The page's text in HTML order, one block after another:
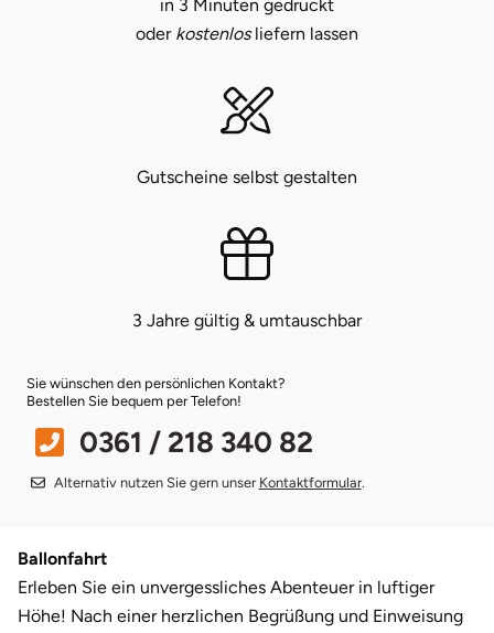
in 3 Minuten gedruckt
oder kostenlosliefern lassen
Gutscheine selbst gestalten
3 Jahre gültig & umtauschbar
Sie wünschen den persönlichen Kontakt?
Bestellen Sie bequem per Telefon!
0361 / 218 340 82
Alternativ nutzen Sie gern unser Kontaktformular.
Ballonfahrt
Erleben Sie ein unvergessliches Abenteuer in luftiger
Höhe! Nach einer herzlichen Begrüßung und Einweisung
Strausberg (Berlin/Brandenburg)
Sömmerda
sächsische Schweiz
Witterda